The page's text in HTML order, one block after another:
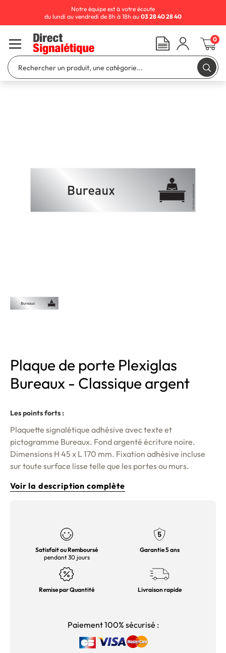
Plaque de porte Plexiglas
Bureaux - Classique argent
Les points forts :
Plaquette signalétique adhésive avec texte et
pictogramme Bureaux. Fond argenté écriture noire.
Dimensions H 45 x L 170 mm. Fixation adhésive incluse
sur toute surface lisse telle que les portes ou murs.
Voir la description complète
Satisfait ou Remboursé
pendant 30 jours
Garantie 5 ans
Remise par Quantité Livraison rapide
Paiement 100% sécurisé :
Notre équipe est à votre écoute
du lundi au vendredi de 8h à 18h au 03 28 40 28 40
0